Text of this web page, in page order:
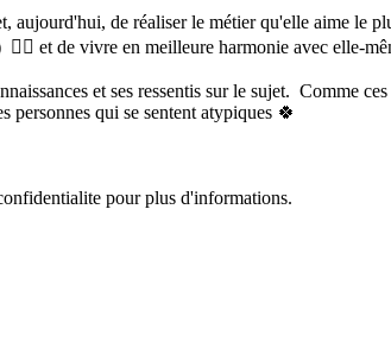
de réaliser le métier qu'elle aime le
et de vivre en meilleure harmonie avec elle-
et ses ressentis sur le sujet. Comme
personnes qui se sentent atypiques 🍀
pour plus d'informations.